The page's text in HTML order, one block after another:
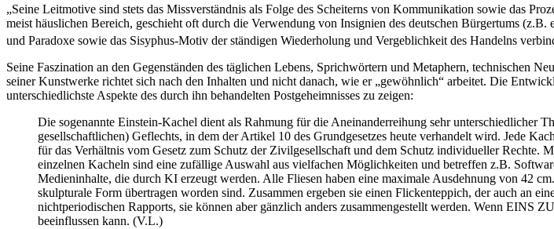
„Seine Leitmotive sind stets das Missverständnis als Folge des Scheiterns von Kommunikation sowie das
meist häuslichen Bereich, geschieht oft durch die Verwendung von Insignien des deutschen Bürgertums
und Paradoxe sowie das Sisyphus-Motiv der ständigen Wiederholung und Vergeblichkeit des Handelns
Seine Faszination an den Gegenständen des täglichen Lebens, Sprichwörtern und Metaphern, technischen
seiner Kunstwerke richtet sich nach den Inhalten und nicht danach, wie er „gewöhnlich“ arbeitet. Die
unterschiedlichste Aspekte des durch ihn behandelten Postgeheimnisses zu zeigen:
Die sogenannte Einstein-Kachel dient als Rahmung für die Aneinanderreihung sehr unterschiedlicher
gesellschaftlichen) Geflechts, in dem der Artikel 10 des Grundgesetzes heute verhandelt wird. Jede
für das Verhältnis vom Gesetz zum Schutz der Zivilgesellschaft und dem Schutz individueller
einzelnen Kacheln sind eine zufällige Auswahl aus vielfachen Möglichkeiten und betreffen z.B.
Medieninhalte, die durch KI erzeugt werden. Alle Fliesen haben eine maximale Ausdehnung von 42
skulpturale Form übertragen worden sind. Zusammen ergeben sie einen Flickenteppich, der auch an
nichtperiodischen Rapports, sie können aber gänzlich anders zusammengestellt werden. Wenn
beeinflussen kann. (V.L.)